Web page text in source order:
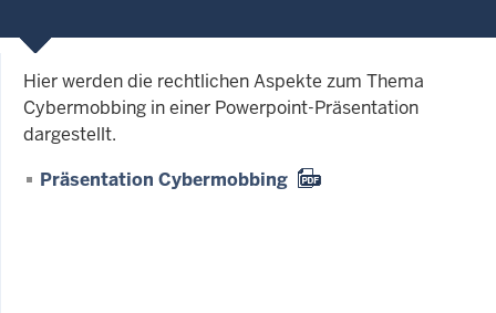
Hier werden die rechtlichen Aspekte zum Thema
Cybermobbing in einer Powerpoint-Präsentation
dargestellt.
Präsentation Cybermobbing